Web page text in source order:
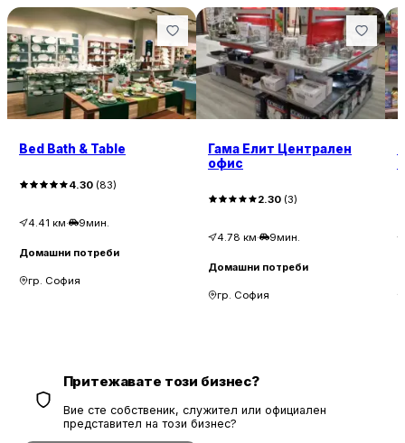
Bed Bath & Table
4.30 (83)
4.41 км· 9мин.
Домашни потреби
гр. София
Гама Елит Централен
офис
2.30 (3)
4.78 км· 9мин.
Домашни потреби
гр. София
Притежавате този бизнес?
Вие сте собственик, служител или официален
представител на този бизнес?